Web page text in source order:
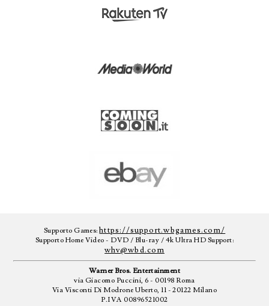
Supporto Games:https://support.wbgames.com/
Supporto Home Video - DVD / Blu-ray / 4k Ultra HD Support:
whv@wbd.com
Warner Bros. Entertainment
via Giacomo Puccini, 6 - 00198 Roma
Via Visconti Di Modrone Uberto, 11 - 20122 Milano
P.IVA 00896521002